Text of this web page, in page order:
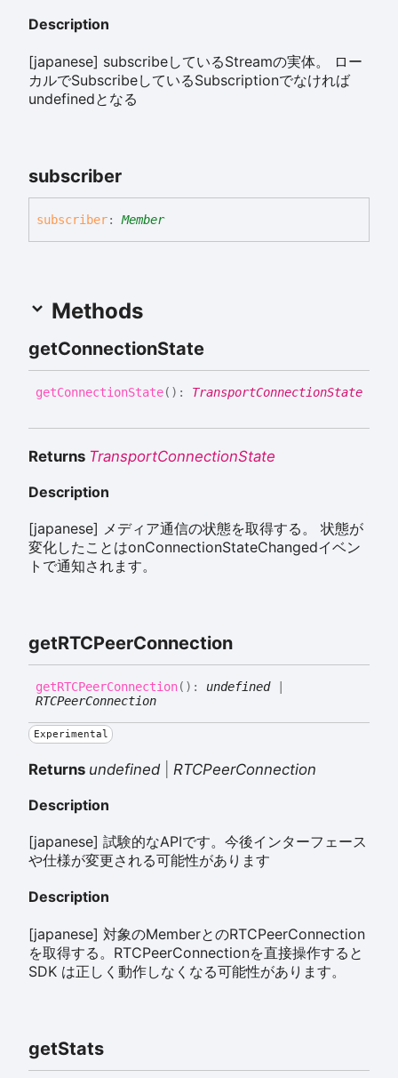
Description
[japanese] subscribeしているStreamの実体。 ロー
カルでSubscribeしているSubscriptionでなければ
undefinedとなる
subscriber
subscriber: Member
Methods
getConnectionState
getConnectionState( ) : TransportConnectionState
Returns TransportConnectionState
Description
[japanese] メディア通信の状態を取得する。 状態が
変化したことはonConnectionStateChangedイベン
トで通知されます。
getRTCPeerConnection
getRTCPeerConnection( ) : undefined|
RTCPeerConnection
Experimental
Returns undefined RTCPeerConnection
Description
[japanese] 試験的なAPIです。今後インターフェース
や仕様が変更される可能性があります
Description
[japanese] 対象のMemberとのRTCPeerConnection
を取得する。RTCPeerConnectionを直接操作すると
SDK は正しく動作しなくなる可能性があります。
getStats